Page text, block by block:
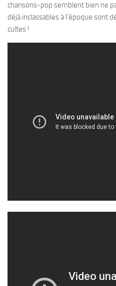
chansons-pop semblent bien ne
déjà inclassables à l’époque sont
cultes !